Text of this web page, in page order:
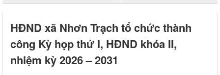
HĐND xã Nhơn Trạch tổ chức thành
công Kỳ họp thứ I, HĐND khóa II,
nhiệm kỳ 2026 – 2031